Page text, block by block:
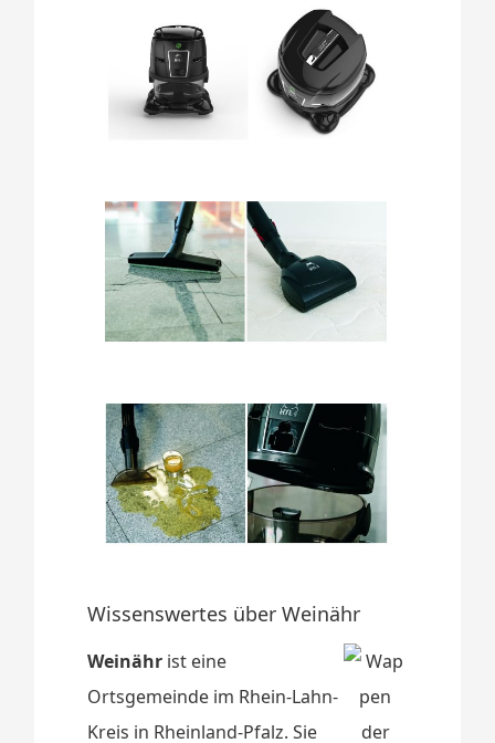
Wissenswertes über Weinähr
Weinähr ist eine
Ortsgemeinde im Rhein-Lahn-
Kreis in Rheinland-Pfalz. Sie